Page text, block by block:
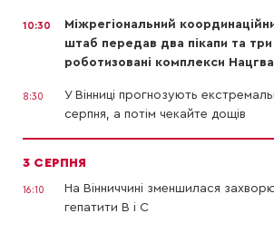
10:30
Міжрегіональний
штаб передав два пікапи та три
роботизовані комплекси
8:30
У Вінниці прогнозують
серпня, а потім чекайте дощів
3 СЕРПНЯ
16:10
На Вінниччині зменшилася
гепатити В і С